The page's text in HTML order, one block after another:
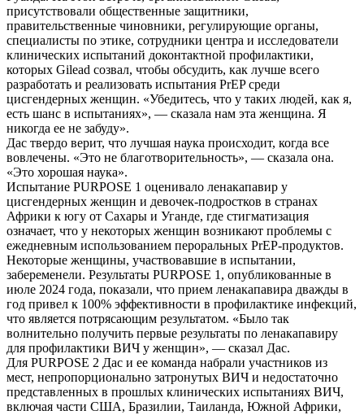
присутствовали общественные защитники,
правительственные чиновники, регулирующие органы,
специалисты по этике, сотрудники центра и исследователи
клинических испытаний доконтактной профилактики,
которых Gilead созвал, чтобы обсудить, как лучше всего
разработать и реализовать испытания PrEP среди
цисгендерных женщин. «Убедитесь, что у таких людей, как я,
есть шанс в испытаниях», — сказала нам эта женщина. Я
никогда ее не забуду».
Дас твердо верит, что лучшая наука происходит, когда все
вовлечены. «Это не благотворительность», — сказала она.
«Это хорошая наука».
Испытание PURPOSE 1 оценивало ленакапавир у
цисгендерных женщин и девочек-подростков в странах
Африки к югу от Сахары и Уганде, где стигматизация
означает, что у некоторых женщин возникают проблемы с
ежедневным использованием пероральных PrEP-продуктов.
Некоторые женщины, участвовавшие в испытании,
забеременели. Результаты PURPOSE 1, опубликованные в
июле 2024 года, показали, что прием ленакапавира дважды в
год привел к 100% эффективности в профилактике инфекций,
что является потрясающим результатом. «Было так
волнительно получить первые результаты по ленакапавиру
для профилактики ВИЧ у женщин», — сказал Дас.
Для PURPOSE 2 Дас и ее команда набрали участников из
мест, непропорционально затронутых ВИЧ и недостаточно
представленных в прошлых клинических испытаниях ВИЧ,
включая части США, Бразилии, Таиланда, Южной Африки,